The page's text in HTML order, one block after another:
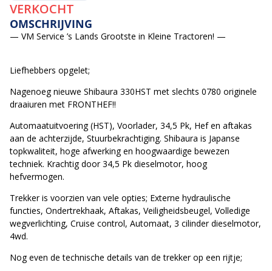
VERKOCHT
OMSCHRIJVING
— VM Service ’s Lands Grootste in Kleine Tractoren! —
Liefhebbers opgelet;
Nagenoeg nieuwe Shibaura 330HST met slechts 0780 originele
draaiuren met FRONTHEF!!
Automaatuitvoering (HST), Voorlader, 34,5 Pk, Hef en aftakas
aan de achterzijde, Stuurbekrachtiging. Shibaura is Japanse
topkwaliteit, hoge afwerking en hoogwaardige bewezen
techniek. Krachtig door 34,5 Pk dieselmotor, hoog
hefvermogen.
Trekker is voorzien van vele opties; Externe hydraulische
functies, Ondertrekhaak, Aftakas, Veiligheidsbeugel, Volledige
wegverlichting, Cruise control, Automaat, 3 cilinder dieselmotor,
4wd.
Nog even de technische details van de trekker op een rijtje;